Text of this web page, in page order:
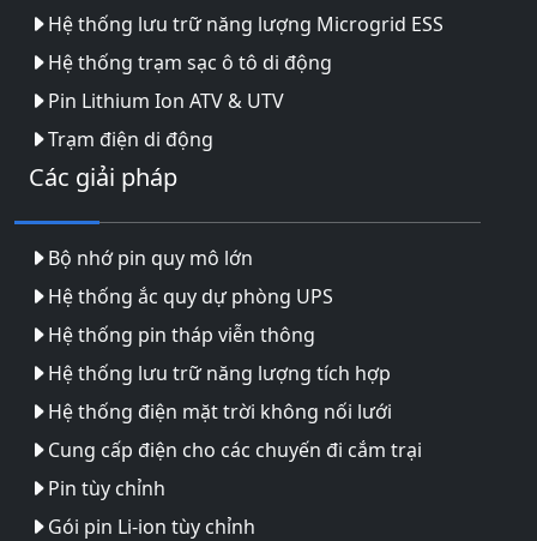
Hệ thống lưu trữ năng lượng Microgrid ESS
Hệ thống trạm sạc ô tô di động
Pin Lithium Ion ATV & UTV
Trạm điện di động
Các giải pháp
Bộ nhớ pin quy mô lớn
Hệ thống ắc quy dự phòng UPS
Hệ thống pin tháp viễn thông
Hệ thống lưu trữ năng lượng tích hợp
Hệ thống điện mặt trời không nối lưới
Cung cấp điện cho các chuyến đi cắm trại
Pin tùy chỉnh
Gói pin Li-ion tùy chỉnh